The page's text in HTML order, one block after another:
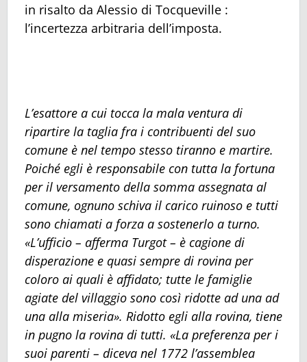
in risalto da Alessio di Tocqueville :
l’incertezza arbitraria dell’imposta.
L’esattore a cui tocca la mala ventura di
ripartire la taglia fra i contribuenti del suo
comune è nel tempo stesso tiranno e martire.
Poiché egli è responsabile con tutta la fortuna
per il versamento della somma assegnata al
comune, ognuno schiva il carico ruinoso e tutti
sono chiamati a forza a sostenerlo a turno.
«L’ufficio – afferma Turgot – è cagione di
disperazione e quasi sempre di rovina per
coloro ai quali è affidato; tutte le famiglie
agiate del villaggio sono così ridotte ad una ad
una alla miseria». Ridotto egli alla rovina, tiene
in pugno la rovina di tutti. «La preferenza per i
suoi parenti – diceva nel 1772 l’assemblea